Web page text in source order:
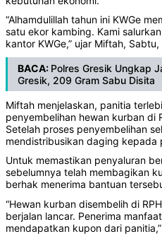
“Alhamdulillah tahun ini KWGe
satu ekor kambing. Kami
kantor KWGe,” ujar Miftah,
BACA: Polres Gresik Ungkap
Gresik, 209 Gram Sabu Disita
Miftah menjelaskan, panitia
penyembelihan hewan kurban di
Setelah proses penyembelihan
mendistribusikan daging kepada
Untuk memastikan penyaluran
sebelumnya telah membagikan
berhak menerima bantuan
“Hewan kurban disembelih di
berjalan lancar. Penerima
mendapatkan kupon dari